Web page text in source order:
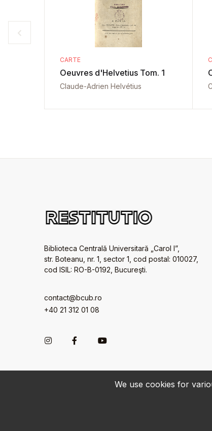
We use cookies for
CARTE
Oeuvres d'Helvetius Tom. 1
Claude-Adrien Helvétius
Biblioteca Centrală Universitară „Carol I”,
str. Boteanu, nr. 1, sector 1, cod postal: 010027,
cod ISIL: RO-B-0192, Bucureşti.
contact@bcub.ro
+40 21 312 01 08